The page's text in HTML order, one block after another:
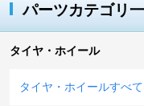
パーツカテゴリ
タイヤ・ホイール
タイヤ・ホイールすべて